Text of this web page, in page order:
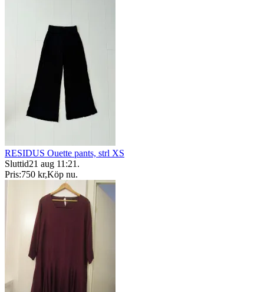
RESIDUS Ouette pants, strl XS
Sluttid21 aug 11:21 .
Pris:750 kr,Köp nu.